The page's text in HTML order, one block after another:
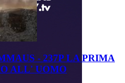
- 237P LA PRIMA
ALL' UOMO